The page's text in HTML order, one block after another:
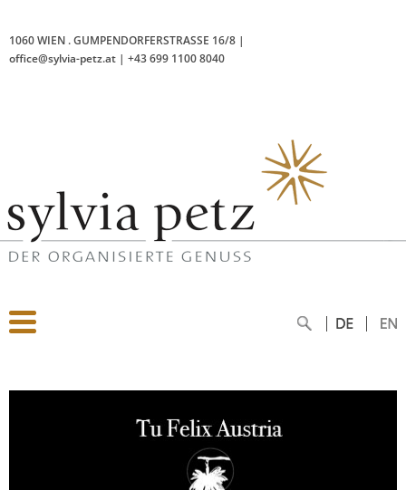
1060 WIEN .GUMPENDORFERSTRASSE 16/8 |
office@sylvia-petz.at | +43 699 1100 8040